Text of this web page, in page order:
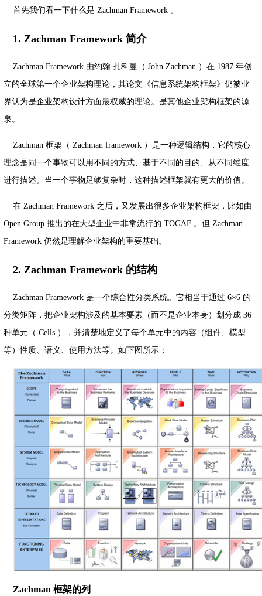
首先我们看一下什么是 Zachman Framework 。
1. Zachman Framework 简介
Zachman Framework 由约翰 扎科曼（ John Zachman ）在 1987 年创
立的全球第一个企业架构理论，其论文《信息系统架构框架》仍被业
界认为是企业架构设计方面最权威的理论。是其他企业架构框架的源
泉。
Zachman 框架（ Zachman framework ）是一种逻辑结构，它的核心
理念是同一个事物可以用不同的方式、基于不同的目的、从不同维度
进行描述。当一个事物足够复杂时，这种描述框架就有更大的价值。
在 Zachman Framework 之后，又发展出很多企业架构框架，比如由
Open Group 推出的在大型企业中非常流行的 TOGAF 。但 Zachman
Framework 仍然是理解企业架构的重要基础。
2. Zachman Framework 的结构
Zachman Framework 是一个综合性分类系统。它相当于通过 6×6 的
分类矩阵，把企业架构涉及的基本要素（而不是企业本身）划分成 36
种单元（ Cells ），并清楚地定义了每个单元中的内容（组件、模型
等）性质、语义、使用方法等。如下图所示：
Zachman 框架的列